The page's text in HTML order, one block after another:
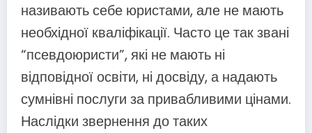
називають себе юристами, але не мають
необхідної кваліфікації. Часто це так звані
“псевдоюристи”, які не мають ні
відповідної освіти, ні досвіду, а надають
сумнівні послуги за привабливими цінами.
Наслідки звернення до таких